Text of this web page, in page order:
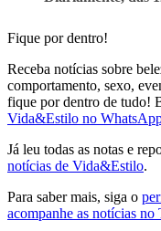
Fique por dentro!
Receba notícias sobre
comportamento, sexo,
fique por dentro de tudo!
Vida&Estilo no
Já leu todas as notas e
notícias de Vida&Estilo.
Para saber mais, siga o
acompanhe as notícias no